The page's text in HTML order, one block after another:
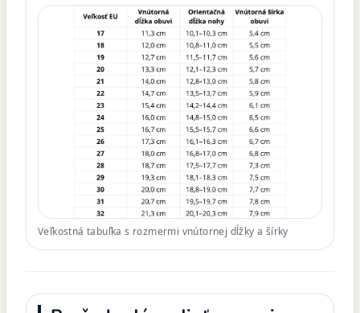
Veľkostná tabuľka s rozmermi vnútornej dĺžky a šírky